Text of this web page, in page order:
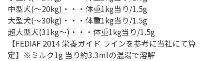
中型犬(～20kg)・・・体重1kg当り/1.5g
大型犬(～30kg)・・・体重1kg当り/1.5g
超大型犬(31kg～)・・・体重1kg当り/1.5g
【FEDIAF 2014 栄養ガイド ラインを参考に当社にて算
定】※ミルク1g 当り約3.3mlの温湯で溶解